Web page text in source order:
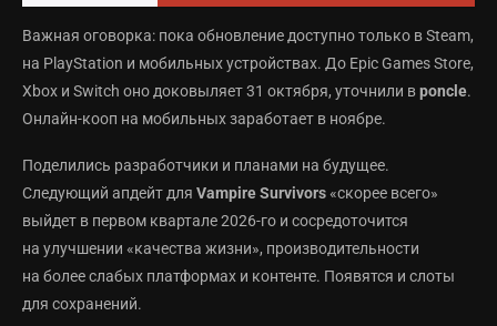
Важная оговорка: пока обновление доступно только в Steam,
на PlayStation и мобильных устройствах. До Epic Games Store,
Xbox и Switch оно доковыляет 31 октября, уточнили вponcle.
Онлайн-кооп на мобильных заработает в ноябре.
Поделились разработчики и планами на будущее.
Следующий апдейт для Vampire Survivors«скорее всего»
выйдет в первом квартале 2026-го и сосредоточится
на улучшении «качества жизни», производительности
на более слабых платформах и контенте. Появятся и слоты
для сохранений.